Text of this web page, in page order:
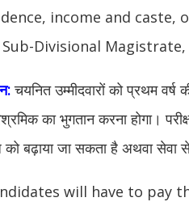
income and caste,
Divisional
चयनित उम्मीदवारों को प्रथम वर्ष
का भुगतान करना होगा।
बढ़ाया जा सकता है अथवा सेवा
will have to pay